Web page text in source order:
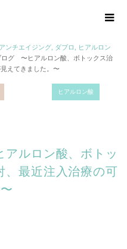
アンチエイジング ダブロ
ヒアルロン
ログ 〜ヒアルロン酸、ボトックス治
えてきました。〜
ヒアルロン酸
ルロン酸、ボトッ
、最近注入治療の可